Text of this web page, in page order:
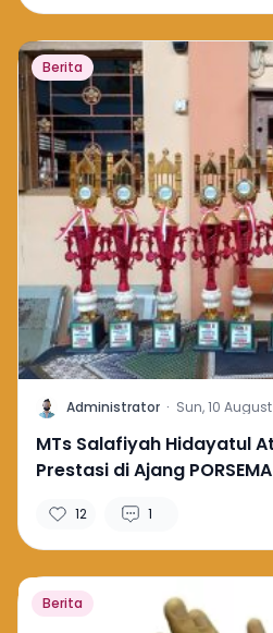
Berita
A Administrator · Sun, 10
MTs Salafiyah Hidayatul
Prestasi di Ajang
12 1
Berita